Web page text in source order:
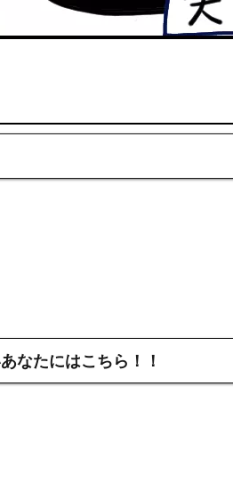
なたにはこちら！ ！